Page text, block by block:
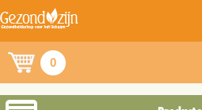
0